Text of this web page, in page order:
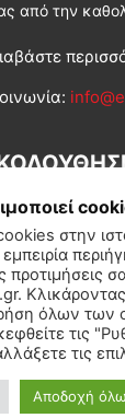
από την
Πολιτική
στην
προτιμήσεις
όλων
τις
τις
Αποδοχή